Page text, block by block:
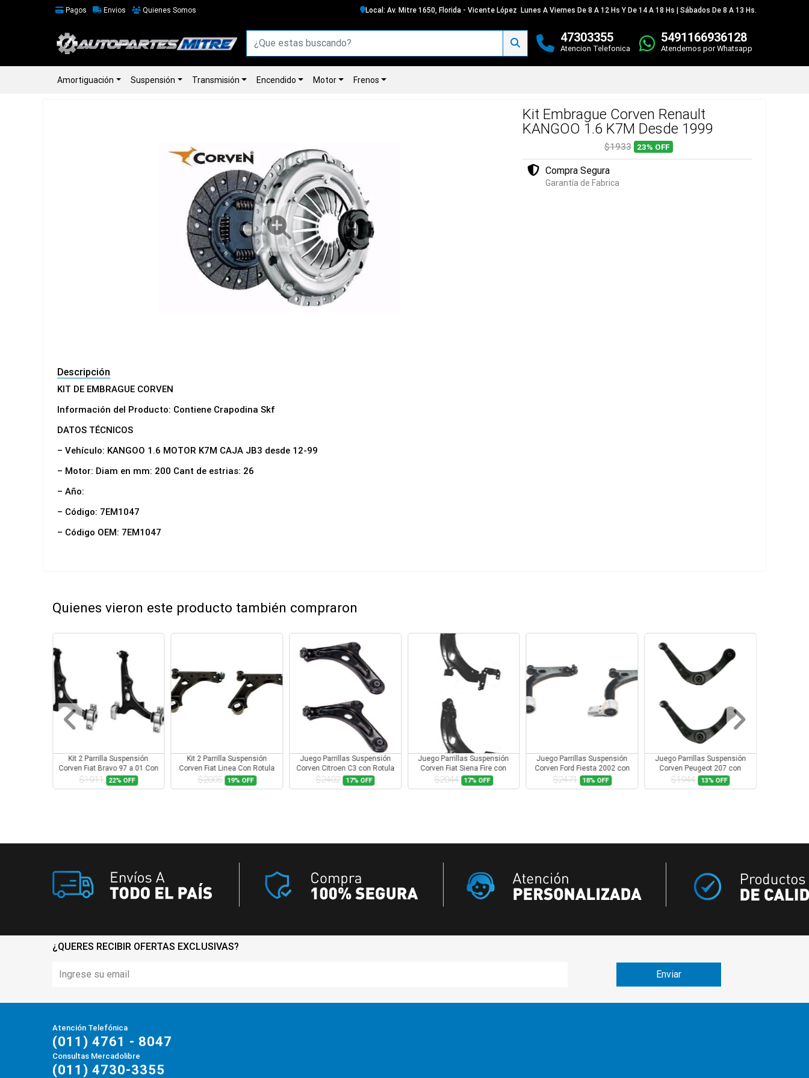
Pagos Envios Quienes Somos Local: Av. Mitre 1650, Florida - Vicente López Lunes A Viernes De 8 A 12 Hs Y De 14 A 18 Hs | Sábados De 8 A 13 Hs.
47303355
Atencion Telefonica
5491166936128
Atendemos por Whatsapp
Amortiguación Suspensión Transmisión Encendido Motor Frenos
Kit Embrague Corven Renault
KANGOO 1.6 K7M Desde 1999
$1933 23% OFF
Compra Segura
Garantía de Fabrica
Descripción
KIT DE EMBRAGUE CORVEN
Información del Producto: Contiene Crapodina Skf
DATOS TÉCNICOS
– Vehículo: KANGOO 1.6 MOTOR K7M CAJA JB3 desde 12-99
– Motor: Diam en mm: 200 Cant de estrias: 26
– Año:
– Código: 7EM1047
– Código OEM: 7EM1047
Quienes vieron este producto también compraron
Kit 2 Parrilla Suspensión
Corven Fiat Bravo 97 a 01 Con
Rotula
$1911 22% OFF
Kit 2 Parrilla Suspensión
Corven Fiat Linea Con Rotula
$2005 19% OFF
Juego Parrillas Suspensión
Corven Citroen C3 con Rotula
$2402 17% OFF
Juego Parrillas Suspensión
Corven Fiat Siena Fire con
Rotula
$2044 17% OFF
Juego Parrillas Suspensión
Corven Ford Fiesta 2002 con
Rotula
$2471 18% OFF
Juego Parrillas Suspensión
Corven Peugeot 207 con
Rotula
$1944 13% OFF
¿QUERES RECIBIR OFERTAS EXCLUSIVAS?
Atención Telefónica
(011) 4761 - 8047
Consultas Mercadolibre
(011) 4730-3355